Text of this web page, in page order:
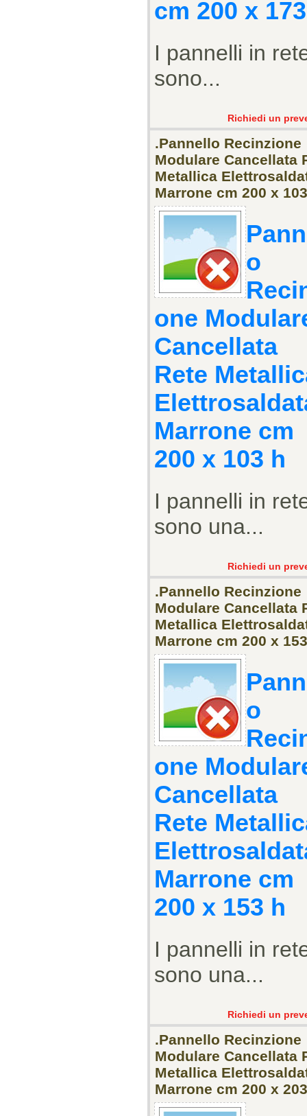
cm 200 x
I pannelli in
sono...
Richiedi un
.Pannello Recinzione
Modulare Cancellata
Metallica
Marrone cm 200 x
o
one
Cancellata
Rete
Marrone cm
200 x 103 h
I pannelli in
sono una...
Richiedi un
.Pannello Recinzione
Modulare Cancellata
Metallica
Marrone cm 200 x
o
one
Cancellata
Rete
Marrone cm
200 x 153 h
I pannelli in
sono una...
Richiedi un
.Pannello Recinzione
Modulare Cancellata
Metallica
Marrone cm 200 x